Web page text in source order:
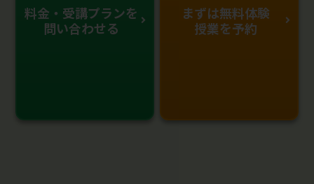
料金・受講プランを
問い合わせる
まずは無料体験
授業を予約